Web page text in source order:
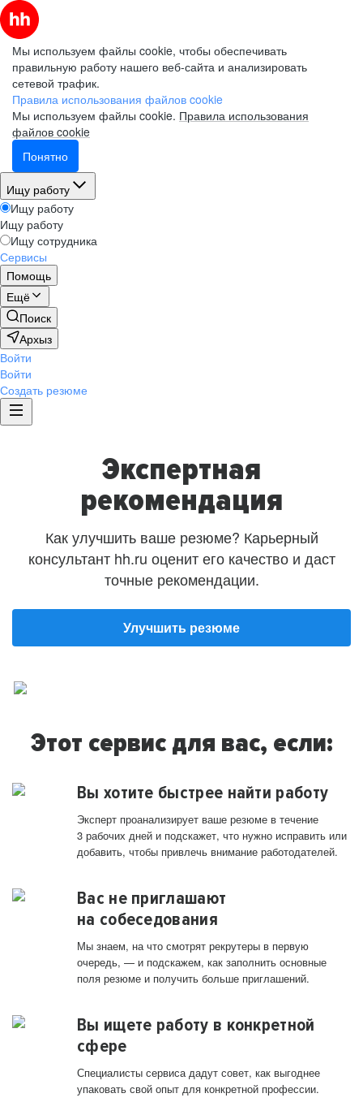
Мы используем файлы cookie, чтобы обеспечивать
правильную работу нашего веб-сайта и анализировать
сетевой трафик.
Правила использования файлов cookie
Мы используем файлы cookie. Правила использования
файлов cookie
Понятно
Ищу работу
Ищу работу
Ищу работу
Ищу сотрудника
Сервисы
Помощь
Ещё
Поиск
Архыз
Войти
Войти
Создать резюме
Экспертная
рекомендация
Как улучшить ваше резюме? Карьерный
консультант hh.ru оценит его качество и даст
точные рекомендации.
Улучшить резюме
Этот сервис для вас, если:
Вы хотите быстрее найти работу
Эксперт проанализирует ваше резюме в течение
3 рабочих дней и подскажет, что нужно исправить или
добавить, чтобы привлечь внимание работодателей.
Вас не приглашают
на собеседования
Мы знаем, на что смотрят рекрутеры в первую
очередь, — и подскажем, как заполнить основные
поля резюме и получить больше приглашений.
Вы ищете работу в конкретной
сфере
Специалисты сервиса дадут совет, как выгоднее
упаковать свой опыт для конкретной профессии.